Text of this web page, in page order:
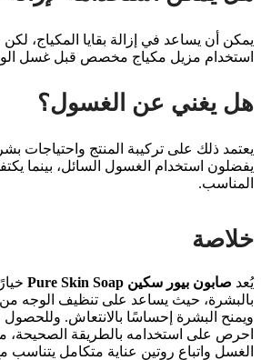
يمكن أن يساعد في إزالة بقايا المكياج،
استخدام مزيل مكياج مخصص قبل غسل
هل يغني عن الغسول؟
يعتمد ذلك على تركيبة المنتج واحتياجات
يفضلون استخدام الغسول السائل، بينما
المناسب.
خلاصة
يُعد صابون بيور سكين Pure Skin Soap
بالبشرة، حيث يساعد على تنظيف الوجه
ويمنح البشرة إحساسًا بالانتعاش. وللحصول
احرص على استخدامه بالطريقة الصحيحة،
الغسل واتباع روتين عناية متكامل يتناسب